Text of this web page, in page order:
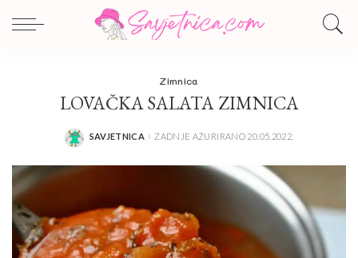
Zimnica
LOVAČKA SALATA ZIMNICA
POSTED
SAVJETNICA ZADNJE AŽURIRANO 20.05.2022.